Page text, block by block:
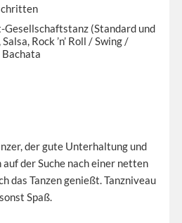
Gesellschaftstanz (Standard und
Rock ’n’ Roll / Swing /
Bachata
der gute Unterhaltung und
der Suche nach einer netten
das Tanzen genießt. Tanzniveau
Spaß.